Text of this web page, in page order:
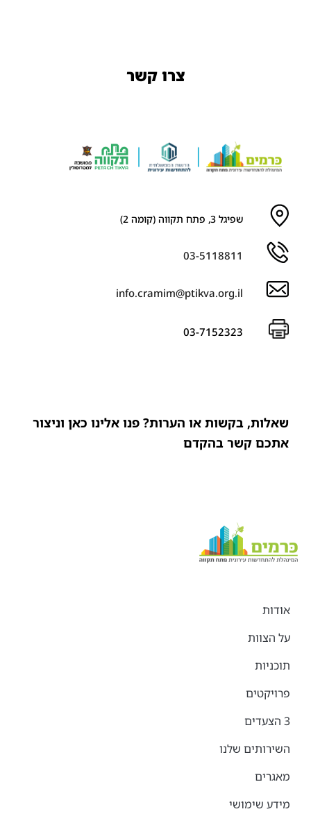
צרו קשר
שפיגל 3, פתח תקווה (קומה 2)
03-5118811
info.cramim@ptikva.org.il
03-7152323
שאלות, בקשות או הערות? פנו אלינו כאן וניצור
אתכם קשר בהקדם
אודות
על הצוות
תוכניות
פרויקטים
3 הצעדים
השירותים שלנו
מאגרים
מידע שימושי